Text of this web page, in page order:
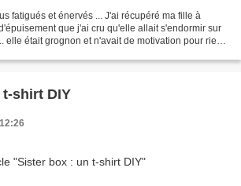
fatigués et énervés ... J'ai récupéré ma fille à
que j'ai cru qu'elle allait s'endormir sur
elle était grognon et n'avait de motivation pour rien
shirt DIY